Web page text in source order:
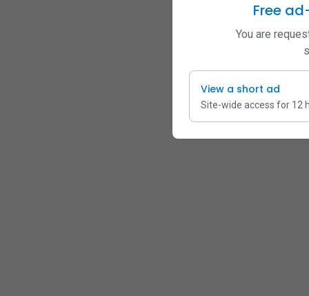
Free
You are
View a short ad
Site-wide access for 12